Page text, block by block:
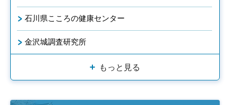
石川県こころの健康センター
金沢城調査研究所
もっと見る